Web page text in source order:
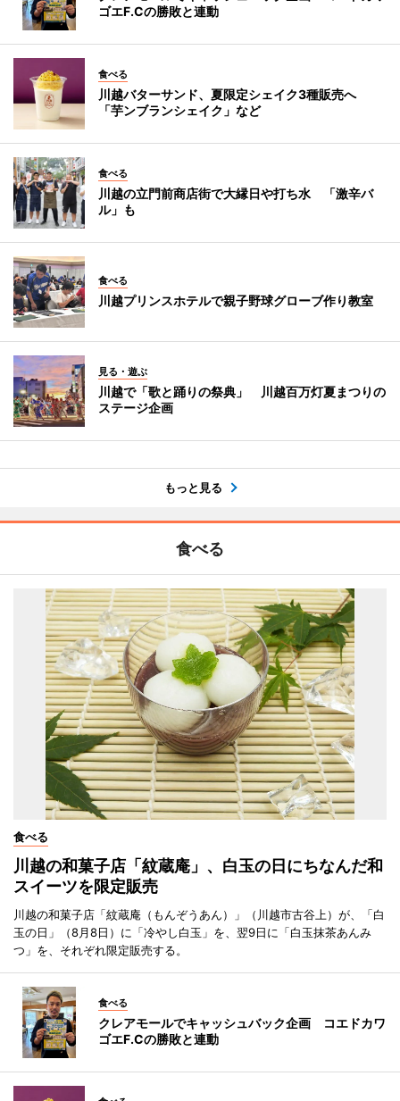
ゴエF.Cの勝敗と連動
食べる
川越バターサンド、夏限定シェイク3種販売へ
「芋ンブランシェイク」など
食べる
川越の立門前商店街で大縁日や打ち水 「激辛バ
ル」も
食べる
川越プリンスホテルで親子野球グローブ作り教室
見る・遊ぶ
川越で「歌と踊りの祭典」 川越百万灯夏まつりの
ステージ企画
もっと見る
食べる
食べる
川越の和菓子店「紋蔵庵」、白玉の日にちなんだ和
スイーツを限定販売
川越の和菓子店「紋蔵庵（もんぞうあん）」（川越市古谷上）が、「白
玉の日」（8月8日）に「冷やし白玉」を、翌9日に「白玉抹茶あんみ
つ」を、それぞれ限定販売する。
食べる
クレアモールでキャッシュバック企画 コエドカワ
ゴエF.Cの勝敗と連動